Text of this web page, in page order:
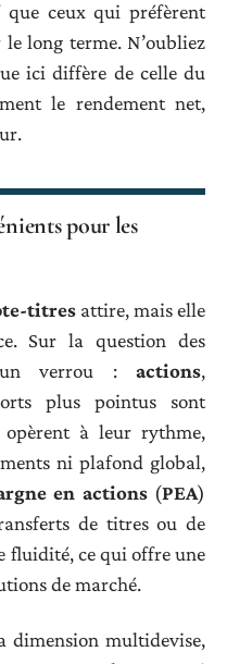
ceux qui préfèrent
long terme. N’oubliez
ici diffère de celle du
le rendement net,
pour les
titres attire, mais elle
Sur la question des
verrou :actions,
plus pointus sont
opèrent à leur rythme,
ni plafond global,
en actions(PEA)
de titres ou de
fluidité, ce qui offre une
de marché.
dimension multidevise,